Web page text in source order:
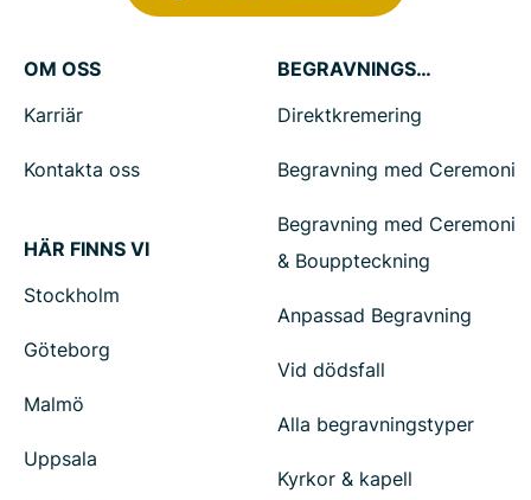
OM OSS
Karriär
Kontakta oss
HÄR FINNS VI
Stockholm
Göteborg
Malmö
Uppsala
BEGRAVNINGSTJÄNSTER
Direktkremering
Begravning med Ceremoni
Begravning med Ceremoni
& Bouppteckning
Anpassad Begravning
Vid dödsfall
Alla begravningstyper
Kyrkor & kapell